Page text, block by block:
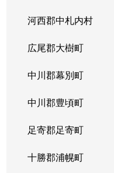
河西郡中札内村
広尾郡大樹町
中川郡幕別町
中川郡豊頃町
足寄郡足寄町
十勝郡浦幌町